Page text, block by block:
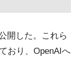
開した。これら
おり、OpenAIへ